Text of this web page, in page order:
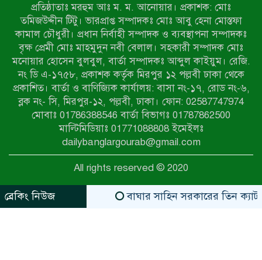
৭ম শ্রেণি পড়ুয়া কন্যাকে উত্ত্যক্ত করার
প্রতিবাদ করায় পিতাকে কু*পি*য়ে
জ*খ*ম…!!
জুলাই গণঅভ্যুত্থান দিবস-২০২৬ উপলক্ষে
নীলফামারীতে শহিদদের স্মরণে দোয়া
মাহফিল ও আলোচনা সভা অনুষ্ঠিত
বেলকুচিতে বজ্রপাতে শিক্ষার্থীর মৃত্যু
বেলকুচিতে গণঅভ্যুত্থান দিবসে ইসলামী
আন্দোলনের গণমিছিল ও গণহত্যার
বিচারের দাবি
প্রতিষ্ঠাতাঃ মরহুম আঃ ম. ম. আনোয়ার। প্রকাশক: মোঃ
তমিজউদ্দীন টিটু। ভারপ্রাপ্ত সম্পাদকঃ মোঃ আবু হেনা মোস্তফা
কামাল চৌধুরী। প্রধান নির্বাহী সম্পাদক ও ব্যবস্থাপনা সম্পাদকঃ
বৃক্ষ প্রেমী মোঃ মাহমুদুন নবী বেলাল। সহকারী সম্পাদক মোঃ
মনোয়ার হোসেন বুলবুল, বার্তা সম্পাদকঃ আব্দুল কাইয়ুম। রেজি.
নং ডি এ-১৭৫৮, প্রকাশক কর্তৃক মিরপুর ১২ পল্লবী ঢাকা থেকে
প্রকাশিত। বার্তা ও বাণিজ্যিক কার্যালয়: বাসা নং-১৭, রোড নং-৬,
ব্লক নং- সি, মিরপুর-১২, পল্লবী, ঢাকা। ফোন: 02587747974
মোবাঃ 01786388546 বার্তা বিভাগঃ 01787862500
মাল্টিমিডিয়াঃ 01771088808 ইমেইলঃ
dailybanglargourab@gmail.com
All rights reserved © 2020
ব্রেকিং নিউজ
বাঘার সাহিন সরকারের তিন